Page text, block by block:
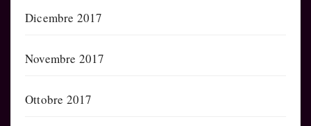
Dicembre 2017
Novembre 2017
Ottobre 2017